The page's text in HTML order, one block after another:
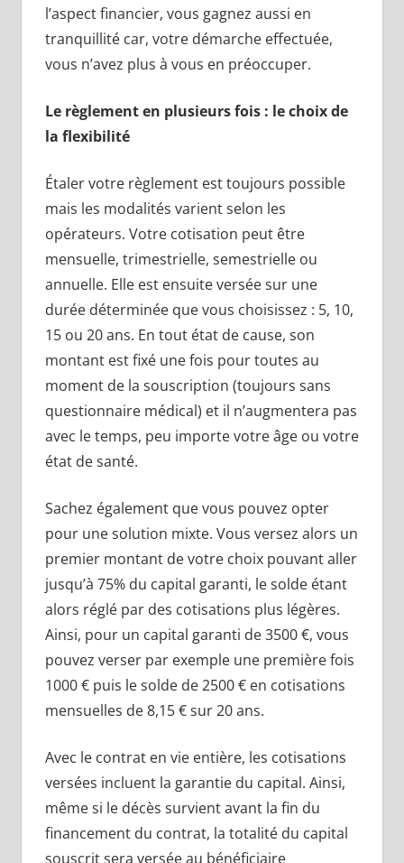
l’aspect financier, vous gagnez aussi en
tranquillité car, votre démarche effectuée,
vous n’avez plus à vous en préoccuper.
Le règlement en plusieurs fois : le choix de
la flexibilité
Étaler votre règlement est toujours possible
mais les modalités varient selon les
opérateurs. Votre cotisation peut être
mensuelle, trimestrielle, semestrielle ou
annuelle. Elle est ensuite versée sur une
durée déterminée que vous choisissez : 5, 10,
15 ou 20 ans. En tout état de cause, son
montant est fixé une fois pour toutes au
moment de la souscription (toujours sans
questionnaire médical) et il n’augmentera pas
avec le temps, peu importe votre âge ou votre
état de santé.
Sachez également que vous pouvez opter
pour une solution mixte. Vous versez alors un
premier montant de votre choix pouvant aller
jusqu’à 75% du capital garanti, le solde étant
alors réglé par des cotisations plus légères.
Ainsi, pour un capital garanti de 3500 €, vous
pouvez verser par exemple une première fois
1000 € puis le solde de 2500 € en cotisations
mensuelles de 8,15 € sur 20 ans.
Avec le contrat en vie entière, les cotisations
versées incluent la garantie du capital. Ainsi,
même si le décès survient avant la fin du
financement du contrat, la totalité du capital
souscrit sera versée au bénéficiaire